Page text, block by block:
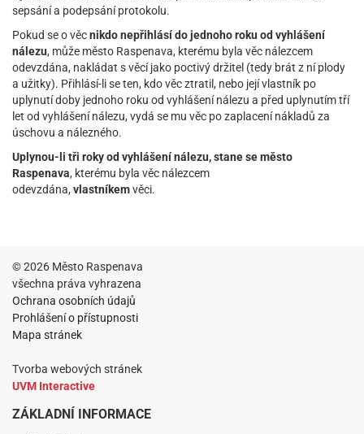
sepsání a podepsání protokolu.
Pokud se o věcnikdo nepřihlásí do jednoho roku od vyhlášení
nálezu, může město Raspenava, kterému byla věc nálezcem
odevzdána, nakládat s věcí jako poctivý držitel (tedy brát z ní plody
a užitky). Přihlásí-li se ten, kdo věc ztratil, nebo její vlastník po
uplynutí doby jednoho roku od vyhlášení nálezu a před uplynutím tří
let od vyhlášení nálezu, vydá se mu věc po zaplacení nákladů za
úschovu a nálezného.
Uplynou-li tři roky od vyhlášení nálezu, stane se město
Raspenava, kterému byla věc nálezcem
odevzdána, vlastníkemvěci.
© 2026 Město Raspenava
všechna práva vyhrazena
Ochrana osobních údajů
Prohlášení o přístupnosti
Mapa stránek
Tvorba webových stránek
UVM Interactive
ZÁKLADNÍ INFORMACE